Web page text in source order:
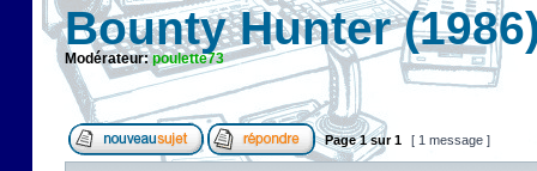
Bounty Hunter
Modérateur:poulette73
Page1sur1 [ 1 message ]